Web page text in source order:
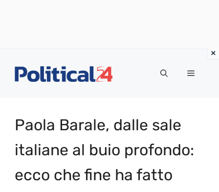
Menu
Paola Barale, dalle sale
italiane al buio profondo:
ecco che fine ha fatto